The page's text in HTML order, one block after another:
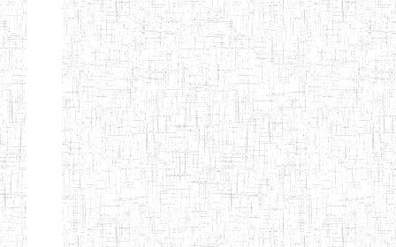
Chercher:
Effacer les filtres
Denomination
Type